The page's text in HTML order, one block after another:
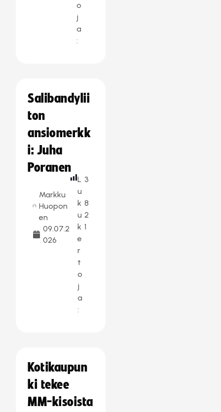
o
j
a
:
Salibandylii
ton
ansiomerkk
i: Juha
Poranen
Markku
Huopon
en
09.07.2
026
L
u
k
u
k
e
r
t
o
j
a
:
3
8
2
1
Kotikaupun
ki tekee
MM-kisoista